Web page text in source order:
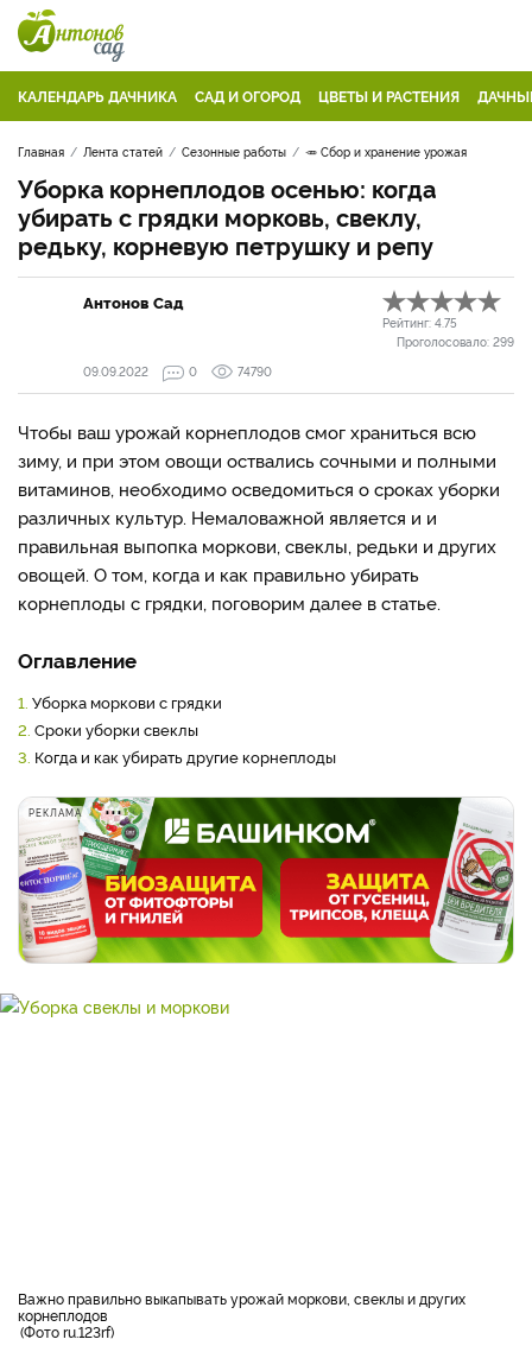
КАЛЕНДАРЬ ДАЧНИКА САД И ОГОРОД ЦВЕТЫ И РАСТЕНИЯ
Главная Лента статей Сезонные работы 🥕 Сбор и хранение урожая
Уборка корнеплодов осенью: когда
убирать с грядки морковь, свеклу,
редьку, корневую петрушку и репу
Антонов Сад
Рейтинг: 4.75
Проголосовало: 299
09.09.2022
0 74790
Чтобы ваш урожай корнеплодов смог храниться всю
зиму, и при этом овощи оствались сочными и полными
витаминов, необходимо осведомиться о сроках уборки
различных культур. Немаловажной является и и
правильная выпопка моркови, свеклы, редьки и других
овощей. О том, когда и как правильно убирать
корнеплоды с грядки, поговорим далее в статье.
Оглавление
1. Уборка моркови с грядки
2. Сроки уборки свеклы
3. Когда и как убирать другие корнеплоды
РЕКЛАМА
важно правильно выкапывать урожай моркови, свеклы и других
корнеплодов
Фото ru.123rf